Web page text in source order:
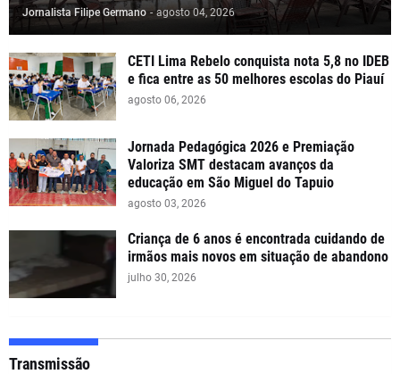
Jornalista Filipe Germano - agosto 04, 2026
CETI Lima Rebelo conquista nota 5,8 no IDEB
e fica entre as 50 melhores escolas do Piauí
agosto 06, 2026
Jornada Pedagógica 2026 e Premiação
Valoriza SMT destacam avanços da
educação em São Miguel do Tapuio
agosto 03, 2026
Criança de 6 anos é encontrada cuidando de
irmãos mais novos em situação de abandono
julho 30, 2026
Transmissão